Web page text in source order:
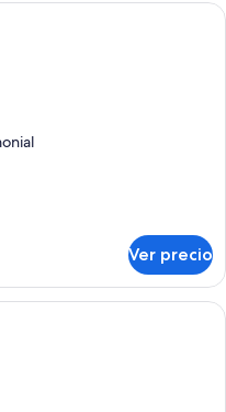
dormitorio con techo de madera,
Ver precio
dormitorio con techo de madera,